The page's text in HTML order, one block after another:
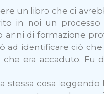
un libro che ci
in noi un processo
di formazione
ad identificare ciò
era accaduto. Fu
stessa cosa leggendo